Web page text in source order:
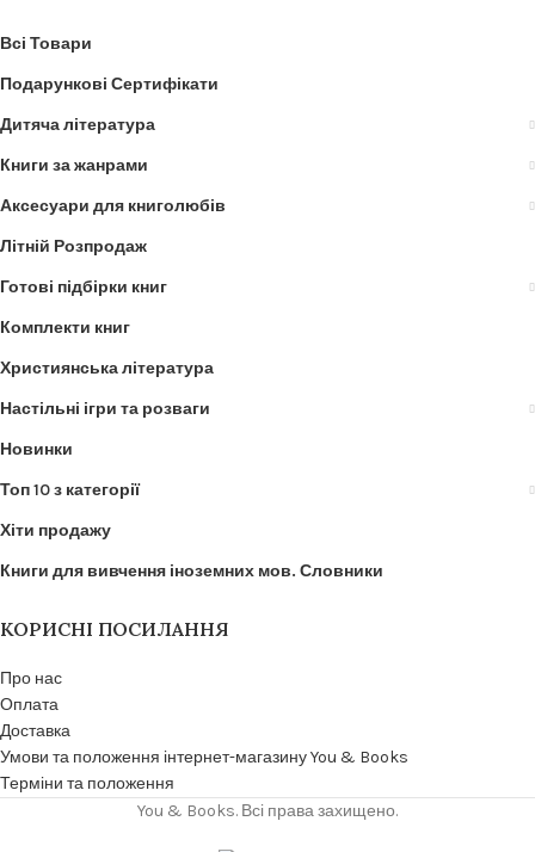
Всі Товари
Подарункові Сертифікати
Дитяча література
Книги за жанрами
Аксесуари для книголюбів
Літній Розпродаж
Готові підбірки книг
Комплекти книг
Християнська література
Настільні ігри та розваги
Новинки
Топ 10 з категорії
Хіти продажу
Книги для вивчення іноземних мов. Словники
КОРИСНІ ПОСИЛАННЯ
Про нас
Оплата
Доставка
Умови та положення інтернет-магазину You & Books
Терміни та положення
You & Books. Всі права захищено.